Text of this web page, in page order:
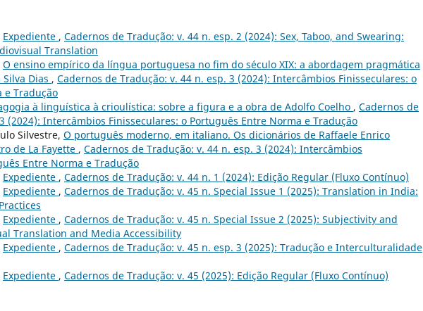
Expediente , Cadernos de Tradução: v. 44 n. esp. 2 (2024): Sex, Taboo, and Swearing:
Translation
O ensino empírico da língua portuguesa no fim do século XIX: a abordagem pragmática
Dias , Cadernos de Tradução: v. 44 n. esp. 3 (2024): Intercâmbios Finisseculares: o
e Tradução
à linguística à crioulística: sobre a figura e a obra de Adolfo Coelho , Cadernos de
(2024): Intercâmbios Finisseculares: o Português Entre Norma e Tradução
Silvestre, O português moderno, em italiano. Os dicionários de Raffaele Enrico
de La Fayette , Cadernos de Tradução: v. 44 n. esp. 3 (2024): Intercâmbios
Entre Norma e Tradução
Expediente , Cadernos de Tradução: v. 44 n. 1 (2024): Edição Regular (Fluxo Contínuo)
Expediente , Cadernos de Tradução: v. 45 n. Special Issue 1 (2025): Translation in India:
Expediente , Cadernos de Tradução: v. 45 n. Special Issue 2 (2025): Subjectivity and
Translation and Media Accessibility
Expediente , Cadernos de Tradução: v. 45 n. esp. 3 (2025): Tradução e Interculturalidade
Expediente , Cadernos de Tradução: v. 45 (2025): Edição Regular (Fluxo Contínuo)